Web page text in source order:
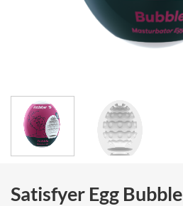
Satisfyer Egg Bubble